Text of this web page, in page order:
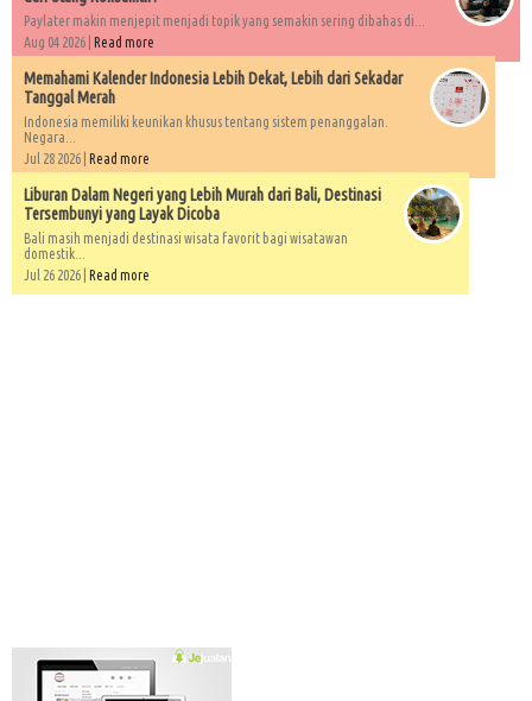
Paylater makin menjepit menjadi topik yang semakin sering dibahas di...
Aug 04 2026 | Read more
Memahami Kalender Indonesia Lebih Dekat, Lebih dari Sekadar
Tanggal Merah
Indonesia memiliki keunikan khusus tentang sistem penanggalan.
Negara...
Jul 28 2026 | Read more
Liburan Dalam Negeri yang Lebih Murah dari Bali, Destinasi
Tersembunyi yang Layak Dicoba
Bali masih menjadi destinasi wisata favorit bagi wisatawan
domestik...
Jul 26 2026 | Read more